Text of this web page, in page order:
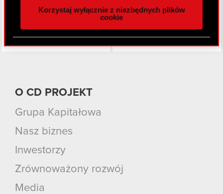
z naszej witryny, udostępniamy partnerom
Partnerzy mogą połączyć te informacje z innymi
danymi otrzymanymi od Ciebie lub uzyskanymi
Korzystaj wyłącznie z niezbędnych plików
cookie
O CD PROJEKT
Grupa Kapitałowa
Nasz biznes
Inwestorzy
Zrównoważony rozwój
Media